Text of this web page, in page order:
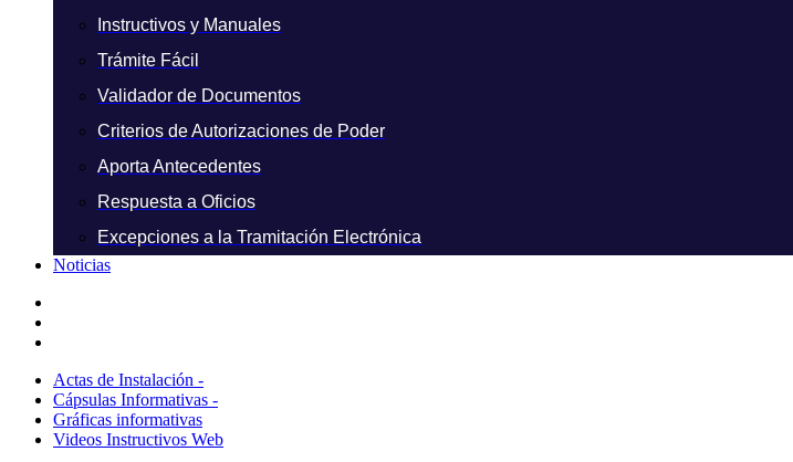
Instructivos y Manuales
Trámite Fácil
Validador de Documentos
Criterios de Autorizaciones de Poder
Aporta Antecedentes
Respuesta a Oficios
Excepciones a la Tramitación Electrónica
Noticias
Actas de Instalación -
Cápsulas Informativas -
Gráficas informativas
Videos Instructivos Web